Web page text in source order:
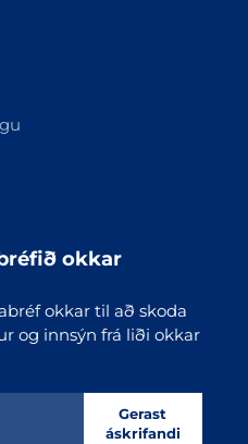
okkar
okkar til að skoda
og innsýn frá liði okkar
Gerast
áskrifandi